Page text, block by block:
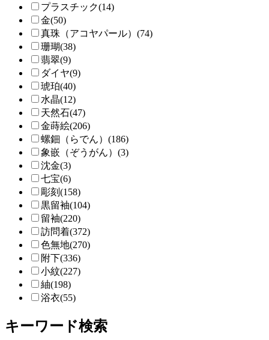
プラスチック(14)
金(50)
真珠（アコヤパール）(74)
珊瑚(38)
翡翠(9)
ダイヤ(9)
琥珀(40)
水晶(12)
天然石(47)
金蒔絵(206)
螺鈿（らでん）(186)
象嵌（ぞうがん）(3)
沈金(3)
七宝(6)
彫刻(158)
黒留袖(104)
留袖(220)
訪問着(372)
色無地(270)
附下(336)
小紋(227)
紬(198)
浴衣(55)
キーワード検索